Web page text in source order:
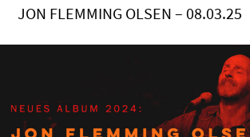
JON FLEMMING OLSEN – 08.03.25